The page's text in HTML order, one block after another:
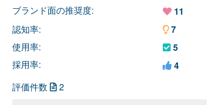
ブランド面の推奨度:
11
認知率:
使用率:
採用率:
7
5
4
評価件数
2